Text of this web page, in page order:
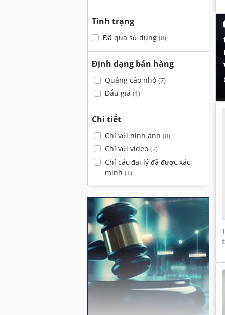
Tình trạng
Đã qua sử dụng (8)
Định dạng bán hàng
Quảng cáo nhỏ (7)
Đấu giá (1)
Chi tiết
Chỉ với hình ảnh (8)
Chỉ với video (2)
Chỉ các đại lý đã được xác
minh (1)